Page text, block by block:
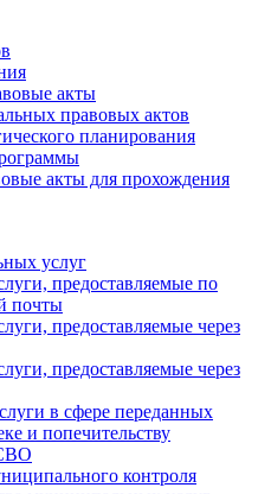
акты
правовых актов
планирования
акты для прохождения
услуг
предоставляемые по
почты
предоставляемые через
предоставляемые через
в сфере переданных
и попечительству
контроля